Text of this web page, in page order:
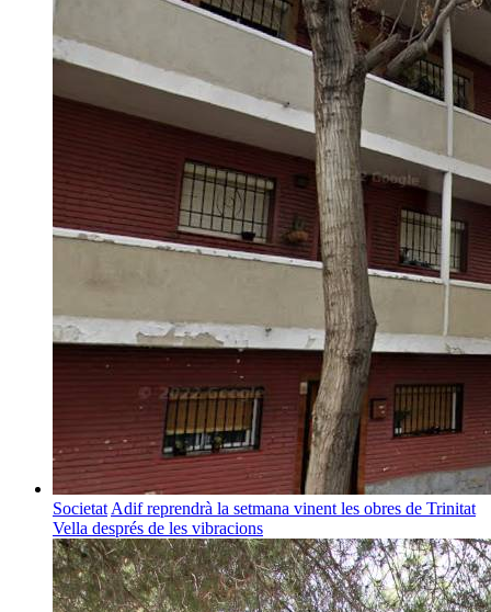
Societat Adif reprendrà la setmana vinent les obres de Trinitat
Vella després de les vibracions